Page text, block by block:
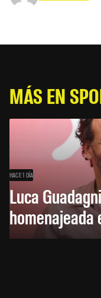
MÁS EN
HACE 1 DÍA
Luca
homenajeada